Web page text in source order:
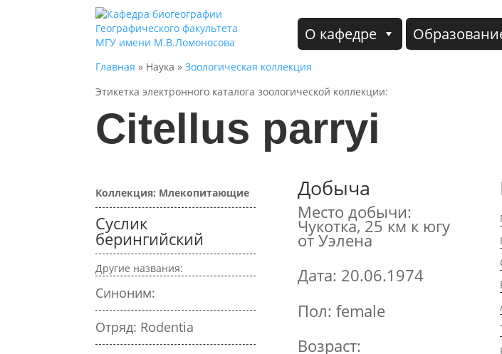
О кафедре
Главная » Наука »Зоологическая коллекция
Этикетка электронного каталога зоологической коллекции:
Citellus parryi
Коллекция: Млекопитающие
Суслик
берингийский
Другие названия:
Синоним:
Отряд: Rodentia
Добыча
Место добычи:
Чукотка, 25 км к югу
от Уэлена
Дата: 20.06.1974
Пол: female
Возраст: